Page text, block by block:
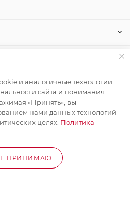
ПОСТУПЛЕНИЕ
52 ЗАКАЗАТЬ ЗВОНОК
ш, вл. 248,
и аналогичные технологии
сайта и понимания
«Принять», вы
нами данных технологий
целях. Политика
ПРИНИМАЮ